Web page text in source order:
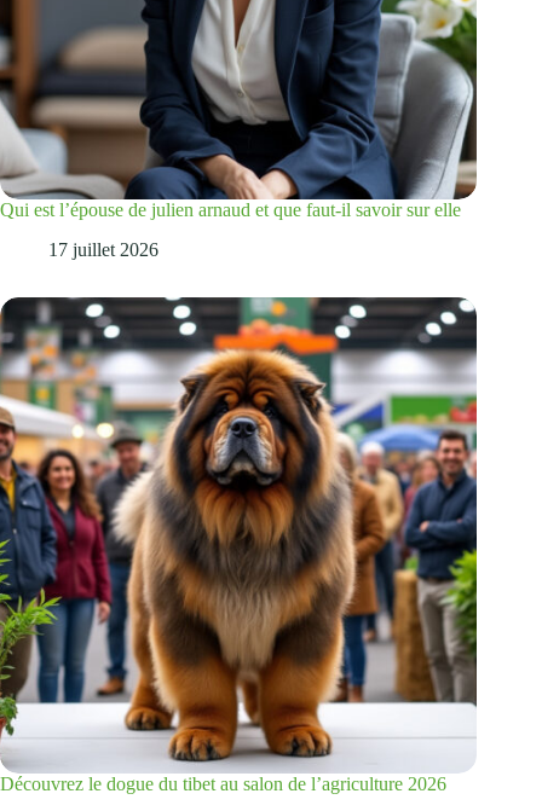
Qui est l’épouse de julien arnaud et que faut-il savoir sur elle
17 juillet 2026
Découvrez le dogue du tibet au salon de l’agriculture 2026